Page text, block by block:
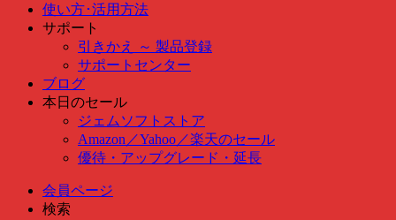
使い方･活用方法
サポート
引きかえ ～ 製品登録
サポートセンター
ブログ
本日のセール
ジェムソフトストア
Amazon ／Yahoo ／楽天のセール
優待・アップグレード・延長
会員ページ
検索